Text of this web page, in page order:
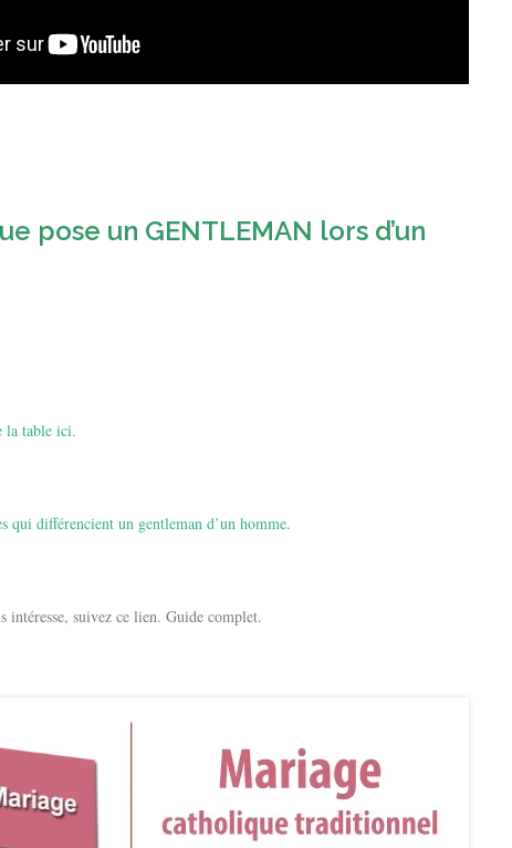
pose un GENTLEMAN lors d’un
la table ici.
qui différencient un gentleman d’un homme.
intéresse, suivez ce lien. Guide complet.